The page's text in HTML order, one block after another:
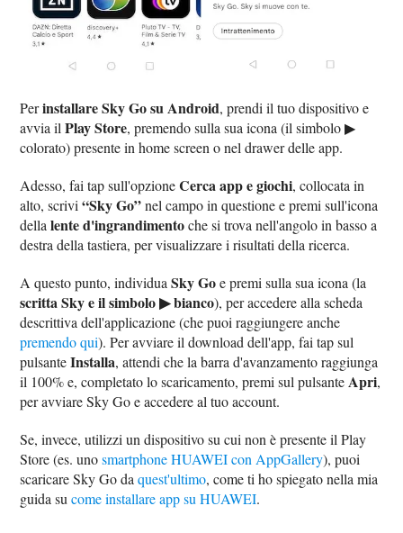
Perinstallare Sky Go su Android, prendi il tuo dispositivo e
avvia ilPlay Store, premendo sulla sua icona (il simbolo ▶︎
colorato) presente in home screen o nel drawer delle app.
Adesso, fai tap sull'opzioneCerca app e giochi, collocata in
alto, scrivi“Sky Go”nel campo in questione e premi sull'icona
dellalente d'ingrandimentoche si trova nell'angolo in basso a
destra della tastiera, per visualizzare i risultati della ricerca.
A questo punto, individuaSky Goe premi sulla sua icona (la
scritta Sky e il simbolo ▶︎ bianco), per accedere alla scheda
descrittiva dell'applicazione (che puoi raggiungere anche
premendo qui). Per avviare il download dell'app, fai tap sul
pulsanteInstalla, attendi che la barra d'avanzamento raggiunga
il 100% e, completato lo scaricamento, premi sul pulsante Apri,
per avviare Sky Go e accedere al tuo account.
Se, invece, utilizzi un dispositivo su cui non è presente il Play
Store (es. unosmartphone HUAWEI con AppGallery), puoi
scaricare Sky Go daquest'ultimo, come ti ho spiegato nella mia
guida sucome installare app su HUAWEI.